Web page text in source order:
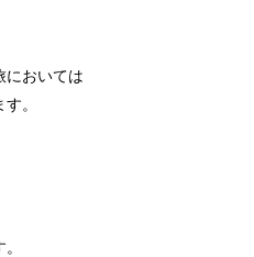
においては
。